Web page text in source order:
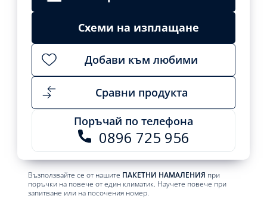
1016,96 €
/
лв..
863,57 €
/
лв..
ИЗЧЕРПАН
Add
cart
Схеми на изплащане
Добави към любими
Сравни продукта
Поръчай по телефона
0896 725 956
Възползвайте се от нашите ПАКЕТНИ НАМАЛЕНИЯ при
поръчки на повече от един климатик. Научете повече при
запитване или на посочения номер.